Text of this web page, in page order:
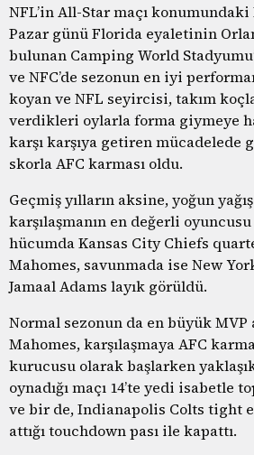
NFL’in All-Star maçı konumundaki
Pazar günü Florida eyaletinin
bulunan Camping World
ve NFC’de sezonun en iyi
koyan ve NFL seyircisi, takım
verdikleri oylarla forma giymeye
karşı karşıya getiren mücadelede
skorla AFC karması oldu.
Geçmiş yılların aksine, yoğun
karşılaşmanın en değerli
hücumda Kansas City Chiefs
Mahomes, savunmada ise New
Jamaal Adams layık görüldü.
Normal sezonun da en büyük
Mahomes, karşılaşmaya AFC
kurucusu olarak başlarken
oynadığı maçı 14’te yedi isabetle
ve bir de, Indianapolis Colts tight
attığı touchdown pası ile kapattı.